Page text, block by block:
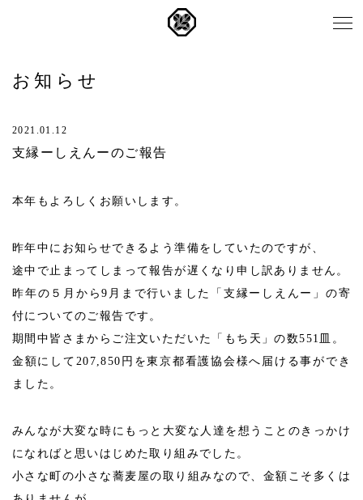
お知らせ
2021.01.12
支縁ーしえんーのご報告
本年もよろしくお願いします。
昨年中にお知らせできるよう準備をしていたのですが、
途中で止まってしまって報告が遅くなり申し訳ありません。
昨年の５月から9月まで行いました「支縁ーしえんー」の寄
付についてのご報告です。
期間中皆さまからご注文いただいた「もち天」の数551皿。
金額にして207,850円を東京都看護協会様へ届ける事ができ
ました。
みんなが大変な時にもっと大変な人達を想うことのきっかけ
になればと思いはじめた取り組みでした。
小さな町の小さな蕎麦屋の取り組みなので、金額こそ多くは